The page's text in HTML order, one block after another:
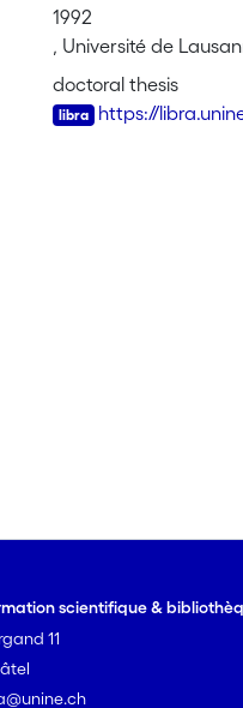
1992
, Université de
doctoral thesis
https://
scientifique &
11